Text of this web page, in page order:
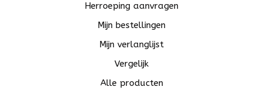
Herroeping aanvragen
Mijn bestellingen
Mijn verlanglijst
Vergelijk
Alle producten